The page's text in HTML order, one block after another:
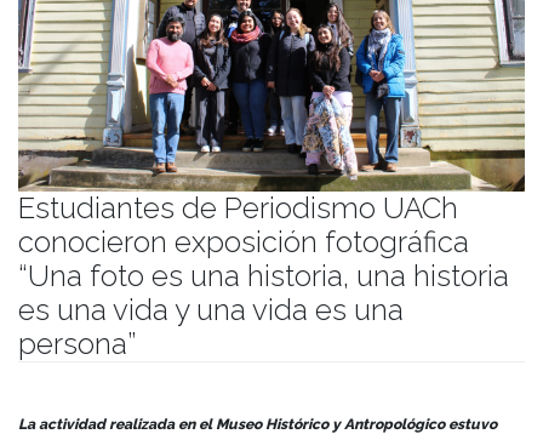
Estudiantes de Periodismo UACh
conocieron exposición fotográfica
“Una foto es una historia, una historia
es una vida y una vida es una
persona”
La actividad realizada en el Museo Histórico y Antropológico estuvo